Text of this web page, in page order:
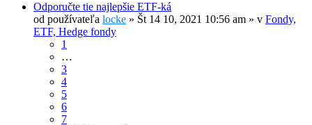
Odporučte tie najlepšie ETF-ká
od používateľa locke » Št 14 10, 2021 10:56 am » v Fondy,
ETF, Hedge fondy
1
…
3
4
5
6
7